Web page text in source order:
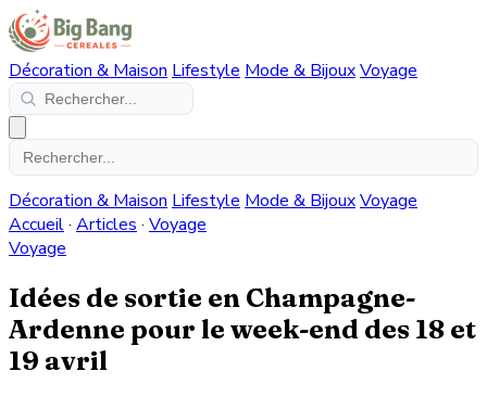
Décoration & Maison Lifestyle Mode & BijouxVoyage
Décoration & Maison Lifestyle Mode & BijouxVoyage
Accueil· Articles · Voyage
Voyage
Idées de sortie en Champagne-
Ardenne pour le week-end des 18 et
19 avril